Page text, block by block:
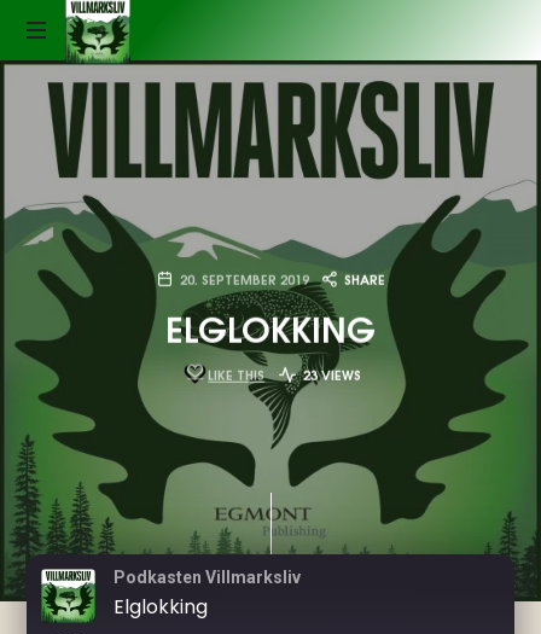
Podkasten
Villmarksliv
LYDEN
AV
VILLMARKSLIV
20. SEPTEMBER 2019 SHARE
ELGLOKKING
LIKE THIS 23 VIEWS
Podkasten Villmarksliv
Elglokking